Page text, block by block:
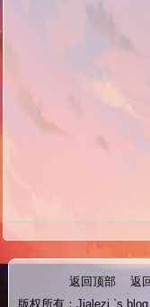
返回顶部 返
版权所有： Jialezi `s blog